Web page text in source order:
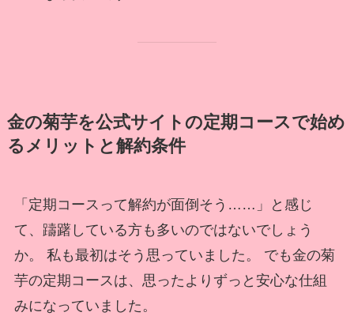
金の菊芋を公式サイトの定期コースで始め
るメリットと解約条件
「定期コースって解約が面倒そう……」と感じ
て、躊躇している方も多いのではないでしょう
か。 私も最初はそう思っていました。 でも金の菊
芋の定期コースは、思ったよりずっと安心な仕組
みになっていました。